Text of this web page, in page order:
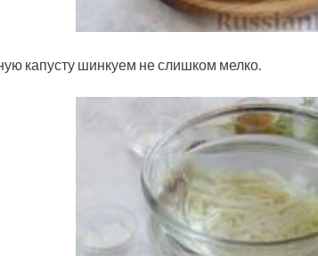
капусту шинкуем не слишком мелко.